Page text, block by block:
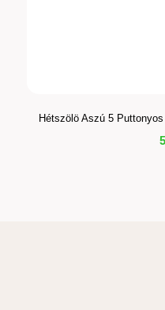
Hétszölö Aszú 5